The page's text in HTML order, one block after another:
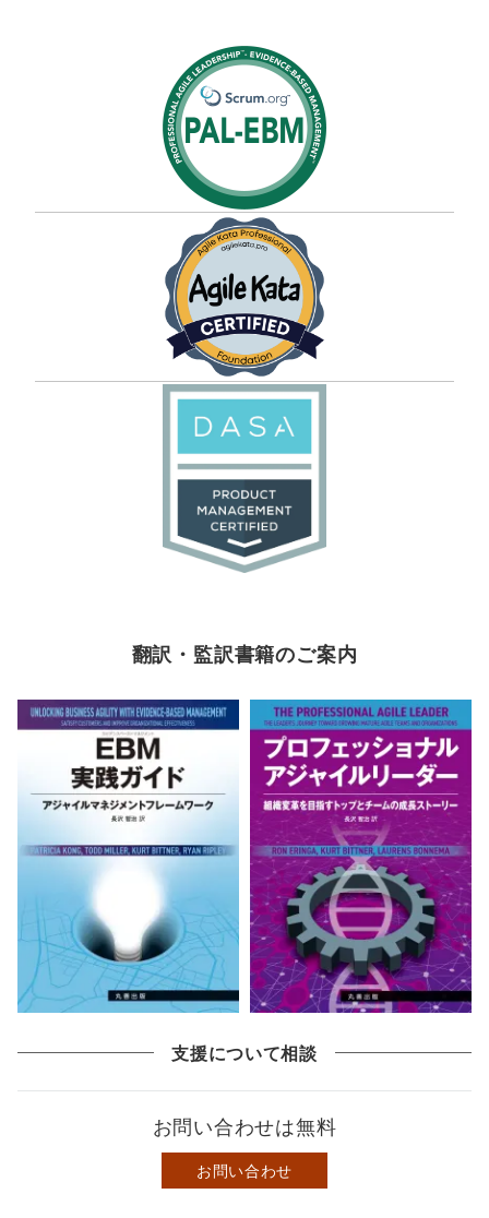
翻訳・監訳書籍のご案内
支援について相談
お問い合わせは無料
お問い合わせ